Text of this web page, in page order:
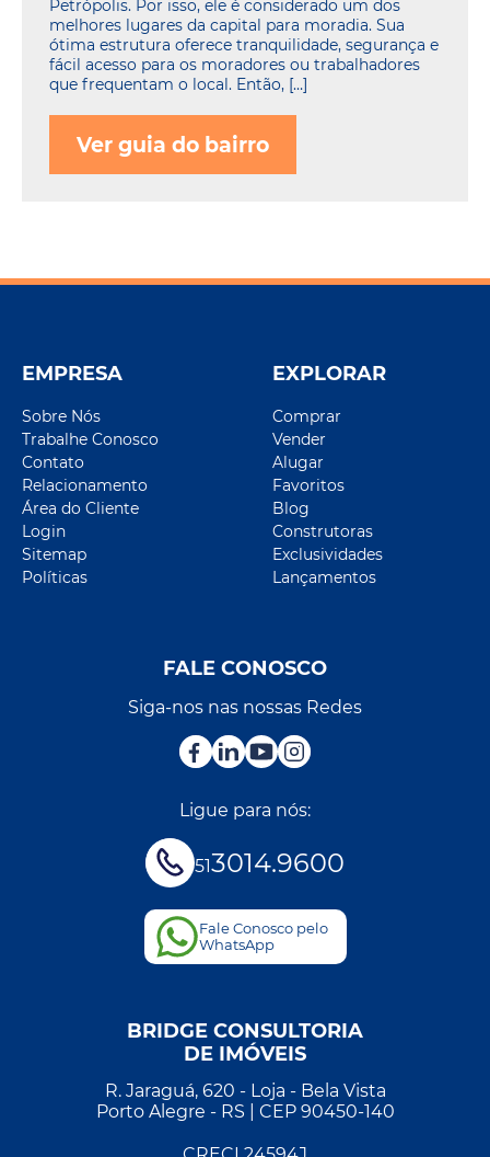
Petrópolis. Por isso, ele é considerado um dos
melhores lugares da capital para moradia. Sua
ótima estrutura oferece tranquilidade, segurança e
fácil acesso para os moradores ou trabalhadores
que frequentam o local. Então, […]
Ver guia do bairro
EMPRESA
Sobre Nós
Trabalhe Conosco
Contato
Relacionamento
Área do Cliente
Login
Sitemap
Políticas
EXPLORAR
Comprar
Vender
Alugar
Favoritos
Blog
Construtoras
Exclusividades
Lançamentos
FALE CONOSCO
Siga-nos nas nossas Redes
Ligue para nós:
513014.9600
Fale Conosco pelo
WhatsApp
BRIDGE CONSULTORIA
DE IMÓVEIS
R. Jaraguá, 620 - Loja - Bela Vista
Porto Alegre - RS | CEP 90450-140